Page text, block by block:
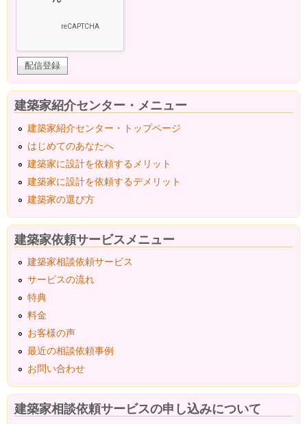
建築家紹介センター・メニュー
建築家紹介センター・トップページ
はじめてのあなたへ
建築家に設計を依頼するメリット
建築家に設計を依頼するデメリット
建築家の選び方
建築家依頼サービスメニュー
建築家相談依頼サービス
サービスの流れ
特典
料金
お客様の声
最近の相談依頼事例
お問い合わせ
建築家相談依頼サービスの申し込みについて